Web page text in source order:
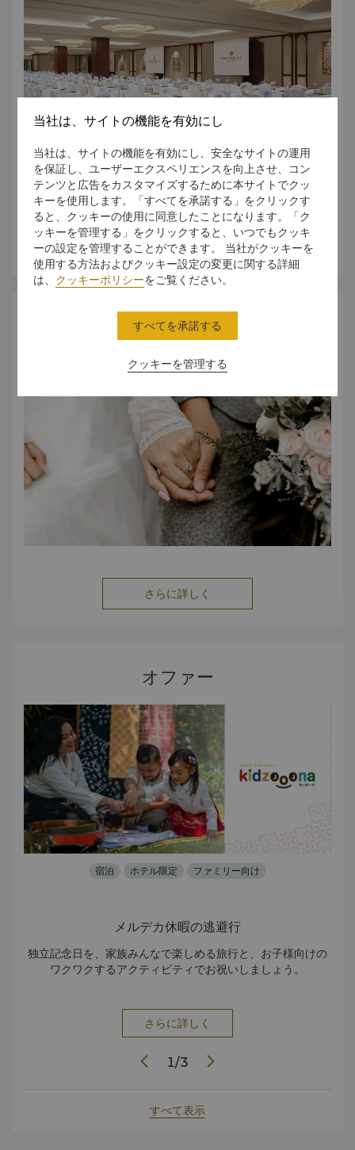
会場検索
さらに詳しく
問合せ・見積もり
さらに詳しく
オファー
宿泊 ホテル限定 ファミリー向け
メルデカ休暇の逃避行
独立記念日を、家族みんなで楽しめる旅行と、お子様向けの
ワクワクするアクティビティでお祝いしましょう。
さらに詳しく
1/3
すべて表示
当社は、サイトの機能を有効にし
当社は、サイトの機能を有効にし、安全なサイトの運用
を保証し、ユーザーエクスペリエンスを向上させ、コン
テンツと広告をカスタマイズするために本サイトでクッ
キーを使用します。「すべてを承諾する」をクリックす
ると、クッキーの使用に同意したことになります。「ク
ッキーを管理する」をクリックすると、いつでもクッキ
ーの設定を管理することができます。 当社がクッキーを
使用する方法およびクッキー設定の変更に関する詳細
は、 クッキーポリシーをご覧ください。
クッキーを管理する
すべてを承諾する